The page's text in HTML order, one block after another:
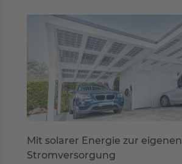
Mit solarer Energie zur eigenen
Stromversorgung